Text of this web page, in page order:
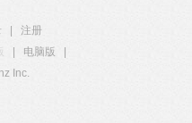
注册
电脑版
Inc.